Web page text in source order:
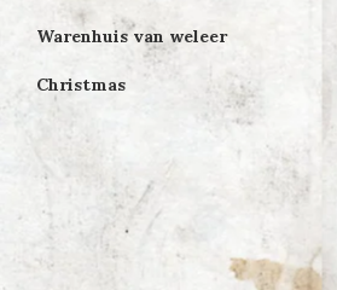
Warenhuis van weleer
Christmas